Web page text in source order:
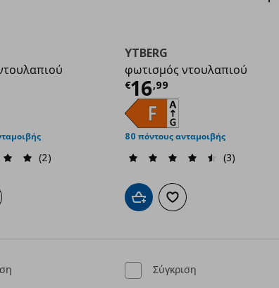
τιμή € 18,99
(2)
καλάθιστα αγαπημένα
YTBERG
φωτισμός ντουλαπιού
€16,99
Τρέχουσα τιμή
80 πόντους ανταμοιβής
(3)
Προσθήκη στο καλάθι
Προσθήκη στα αγαπημένα
Σύγκριση